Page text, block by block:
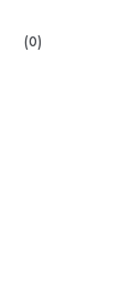
(0)